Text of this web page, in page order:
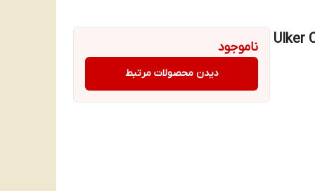
ناموجود
دیدن محصولات مرتبط